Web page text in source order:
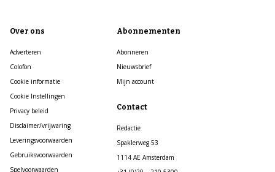
Over ons
Adverteren
Colofon
Cookie informatie
Cookie Instellingen
Privacy beleid
Disclaimer/vrijwaring
Leveringsvoorwaarden
Gebruiksvoorwaarden
Spelvoorwaarden
Abonnementen
Abonneren
Nieuwsbrief
Mijn account
Contact
Redactie
Spaklerweg 53
1114 AE Amsterdam